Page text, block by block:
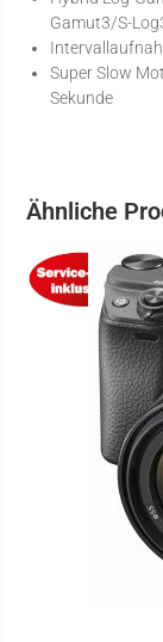
Gamut3/S-
Super Slow
Sekunde
Ähnliche